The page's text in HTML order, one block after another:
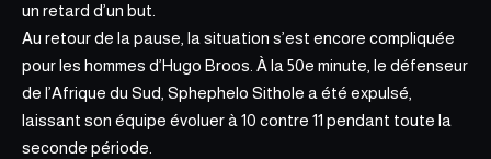
un retard d’un but.
Au retour de la pause, la situation s’est encore compliquée
pour les hommes d’Hugo Broos. À la 50e minute, le défenseur
de l’Afrique du Sud, Sphephelo Sithole a été expulsé,
laissant son équipe évoluer à 10 contre 11 pendant toute la
seconde période.